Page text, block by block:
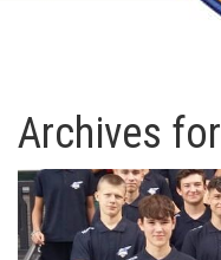
Archives for